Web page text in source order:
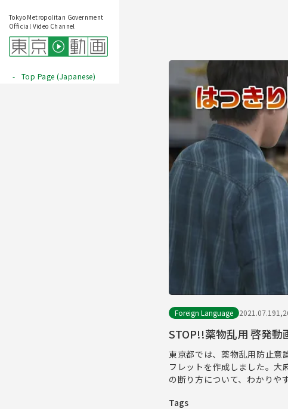
Tokyo Metropolitan Government
Official Video Channel
Top Page (Japanese)
Play
Foreign Language 2021.07.19
STOP!!薬物乱用 啓発動
東京都では、薬物乱用防止意
フレットを作成しました。大
の断り方について、わかりや
Tags